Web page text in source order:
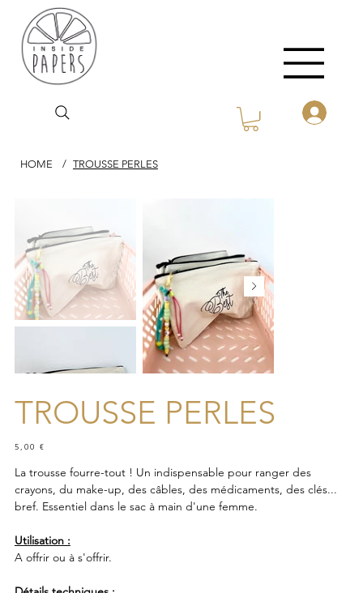
HOME / TROUSSE PERLES
TROUSSE PERLES
Prix
5,00 €
La trousse fourre-tout ! Un indispensable pour ranger des
crayons, du make-up, des câbles, des médicaments, des clés...
bref. Essentiel dans le sac à main d'une femme.
Utilisation :
A offrir ou à s'offrir.